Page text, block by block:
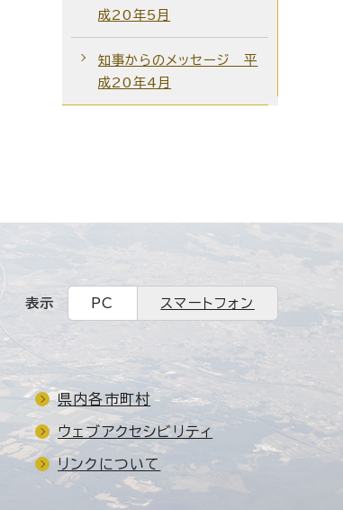
成20年5月
知事からのメッセージ 平
成20年4月
表示 PC スマートフォン
県内各市町村
ウェブアクセシビリティ
リンクについて